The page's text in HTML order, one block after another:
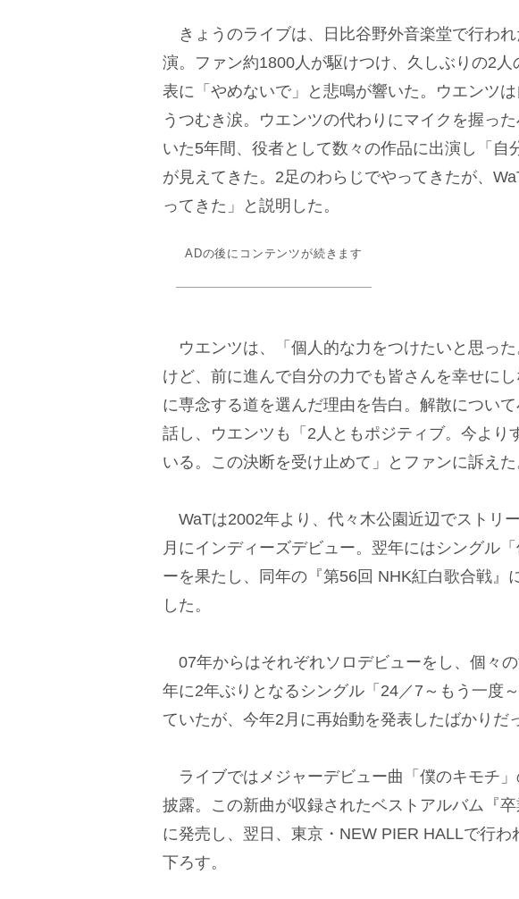
きょうのライブは、日比谷野外音楽堂で行わ
演。ファン約1800人が駆けつけ、久しぶりの2
表に「やめないで」と悲鳴が響いた。ウエンツ
うつむき涙。ウエンツの代わりにマイクを握っ
いた5年間、役者として数々の作品に出演し「自
が見えてきた。2足のわらじでやってきたが、
ってきた」と説明した。
ADの後にコンテンツが続きます
ウエンツは、「個人的な力をつけたいと思っ
けど、前に進んで自分の力でも皆さんを幸せに
に専念する道を選んだ理由を告白。解散につい
話し、ウエンツも「2人ともポジティブ。今より
いる。この決断を受け止めて」とファンに訴えた
WaTは2002年より、代々木公園近辺でストリ
月にインディーズデビュー。翌年にはシングル
ーを果たし、同年の『第56回 NHK紅白歌合戦』
した。
07年からはそれぞれソロデビューをし、個々
年に2年ぶりとなるシングル「24／7～もう一度
ていたが、今年2月に再始動を発表したばかりだ
ライブではメジャーデビュー曲「僕のキモチ
披露。この新曲が収録されたベストアルバム『
に発売し、翌日、東京・NEW PIER HALLで行わ
下ろす。